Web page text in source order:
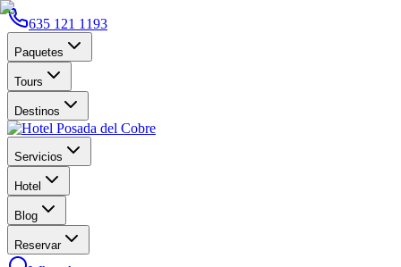
635 121 1193
Paquetes
Tours
Destinos
Servicios
Hotel
Blog
Reservar